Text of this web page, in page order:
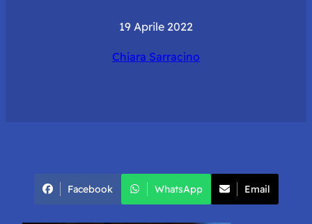
19 Aprile 2022
Chiara Sarracino
Facebook WhatsApp Email